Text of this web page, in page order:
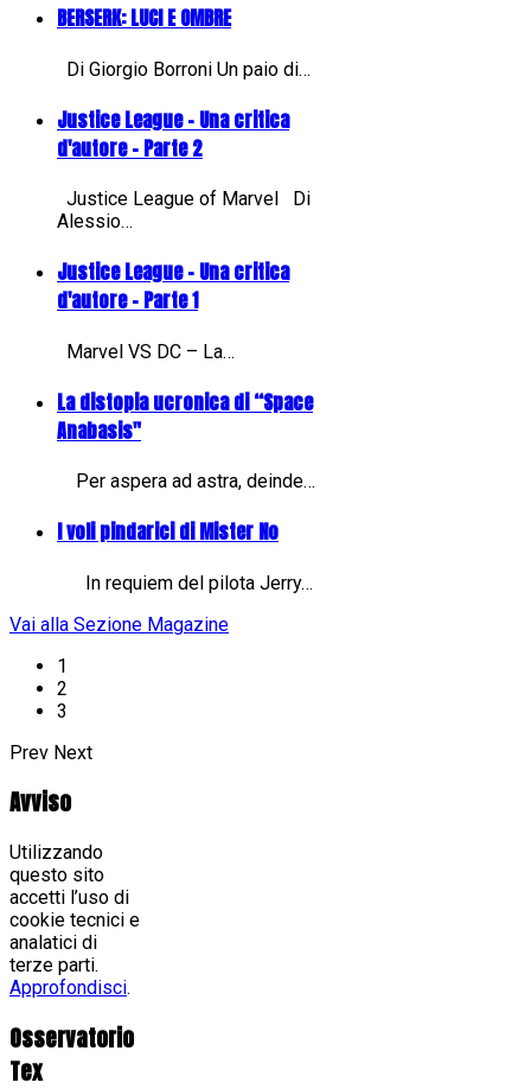
BERSERK: LUCI E OMBRE
Di Giorgio Borroni Un paio di…
Justice League - Una critica
d'autore - Parte 2
Justice League of Marvel Di
Alessio…
Justice League - Una critica
d'autore - Parte 1
Marvel VS DC – La…
La distopia ucronica di “Space
Anabasis"
Per aspera ad astra, deinde…
I voli pindarici di Mister No
In requiem del pilota Jerry…
Vai alla Sezione Magazine
1
2
3
Prev Next
Avviso
Utilizzando
questo sito
accetti l’uso di
cookie tecnici e
analatici di
terze parti.
Approfondisci.
Osservatorio
Tex